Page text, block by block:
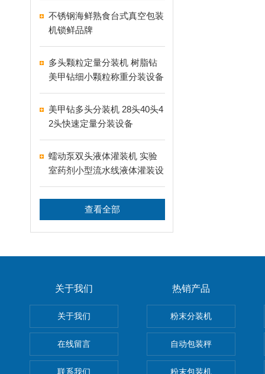
不锈钢海鲜熟食台式真空包装
机锁鲜品牌
多头颗粒定量分装机 树脂钻
美甲钻细小颗粒称重分装设备
支持24-60头定制
美甲钻多头分装机 28头40头4
2头快速定量分装设备
蠕动泵双头液体灌装机 实验
室药剂小型流水线液体灌装设
备
查看全部
关于我们
关于我们
在线留言
联系我们
热销产品
粉末分装机
自动包装秤
粉末包装机